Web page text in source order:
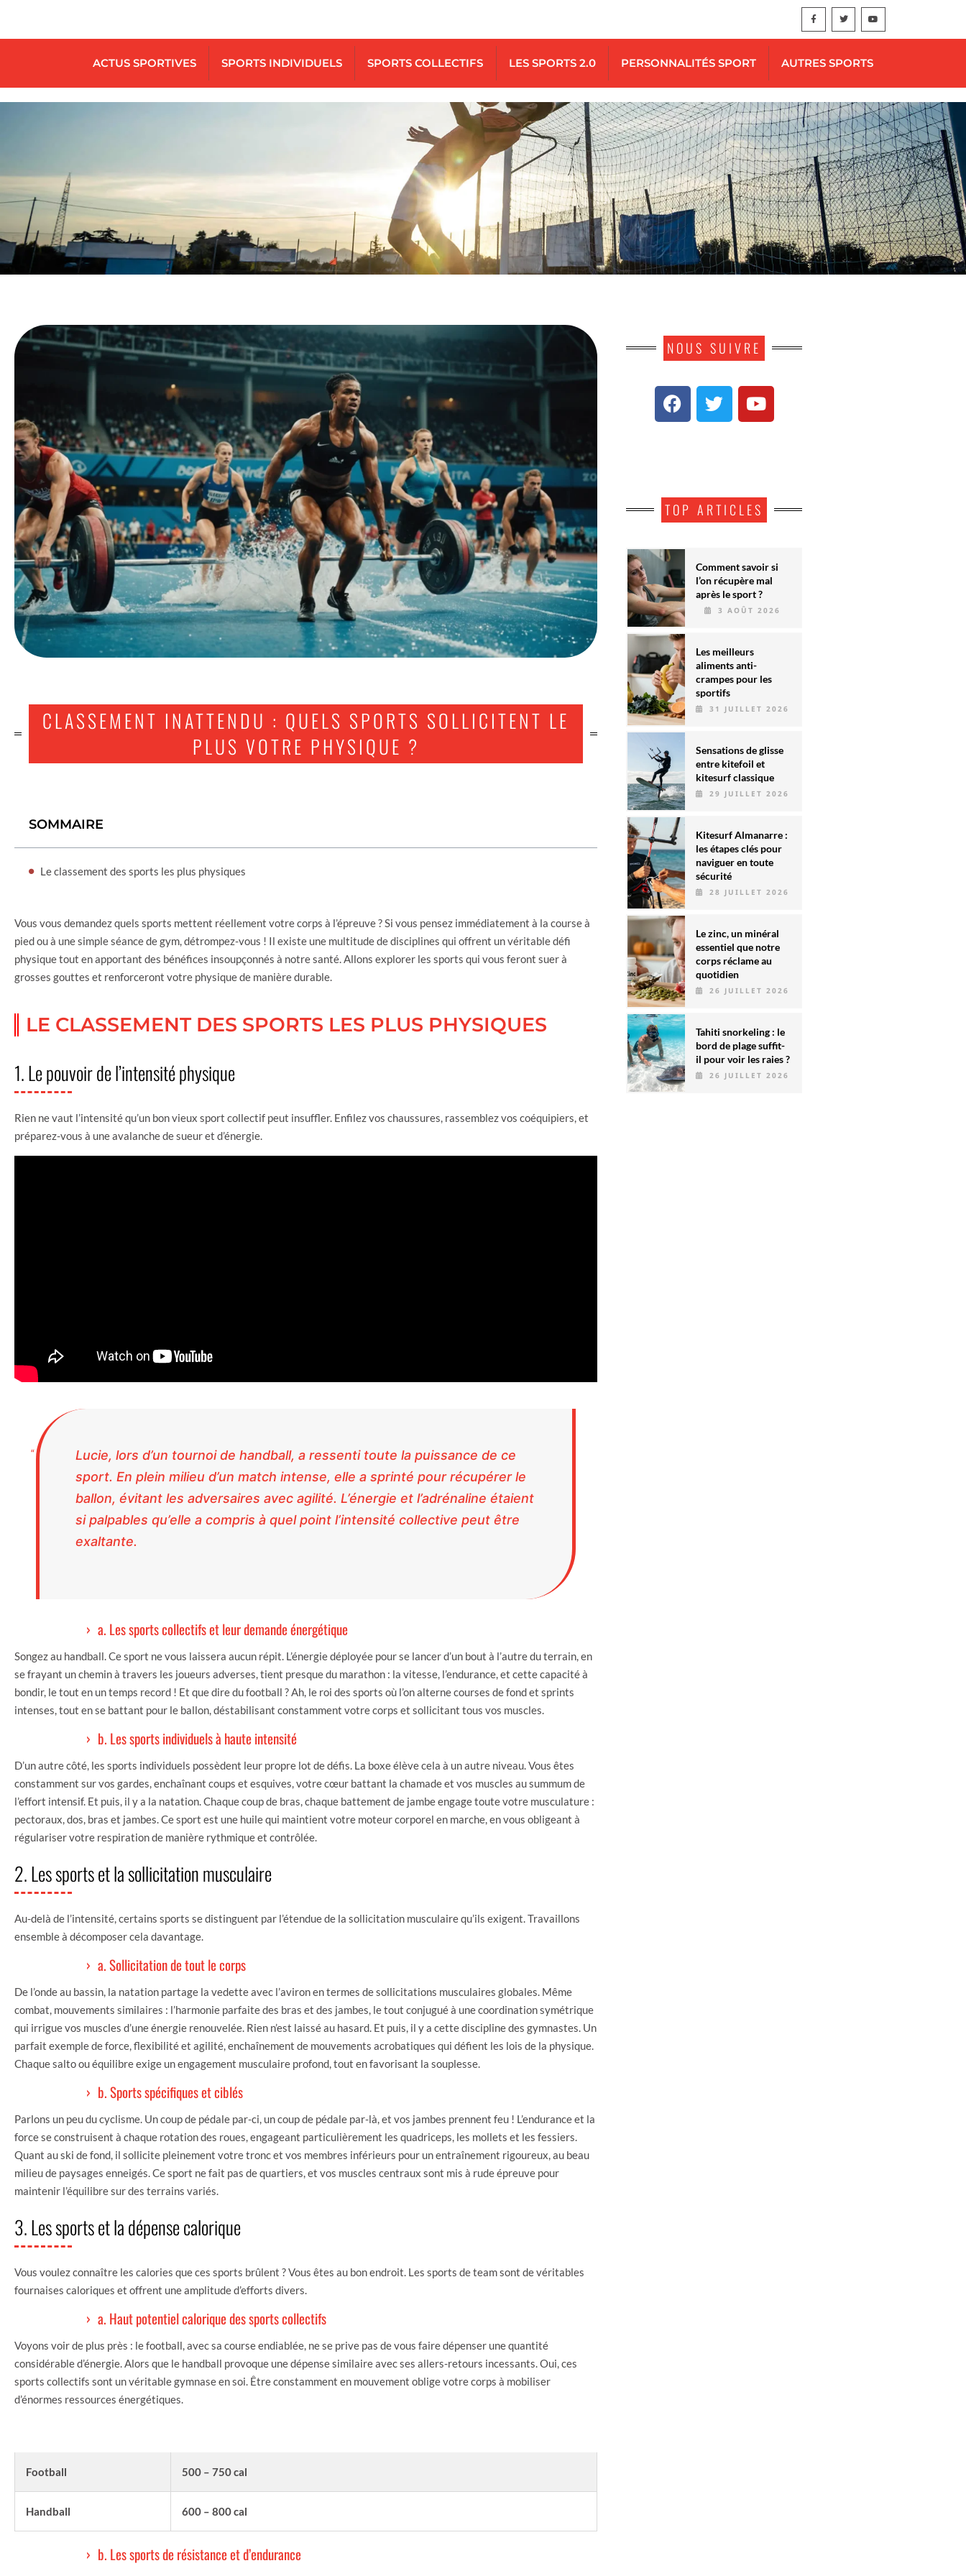
ACTUS SPORTIVES SPORTS INDIVIDUELS SPORTS COLLECTIFS LES SPORTS 2.0 PERSONNALITÉS SPORT AUTRES SPORTS
CLASSEMENT INATTENDU : QUELS SPORTS SOLLICITENT LE
PLUS VOTRE PHYSIQUE ?
SOMMAIRE
Le classement des sports les plus physiques
Vous vous demandez quels sports mettent réellement votre corps à l’épreuve ? Si vous pensez immédiatement à la course à
pied ou à une simple séance de gym, détrompez-vous ! Il existe une multitude de disciplines qui offrent un véritable défi
physique tout en apportant des bénéfices insoupçonnés à notre santé. Allons explorer les sports qui vous feront suer à
grosses gouttes et renforceront votre physique de manière durable.
LE CLASSEMENT DES SPORTS LES PLUS PHYSIQUES
1. Le pouvoir de l’intensité physique
Rien ne vaut l’intensité qu’un bon vieux sport collectif peut insuffler. Enfilez vos chaussures, rassemblez vos coéquipiers, et
préparez-vous à une avalanche de sueur et d’énergie.
Lucie, lors d’un tournoi de handball, a ressenti toute la puissance de ce
sport. En plein milieu d’un match intense, elle a sprinté pour récupérer le
ballon, évitant les adversaires avec agilité. L’énergie et l’adrénaline étaient
si palpables qu’elle a compris à quel point l’intensité collective peut être
exaltante.
a. Les sports collectifs et leur demande énergétique
Songez au handball. Ce sport ne vous laissera aucun répit. L’énergie déployée pour se lancer d’un bout à l’autre du terrain, en
se frayant un chemin à travers les joueurs adverses, tient presque du marathon : la vitesse, l’endurance, et cette capacité à
bondir, le tout en un temps record ! Et que dire du football ? Ah, le roi des sports où l’on alterne courses de fond et sprints
intenses, tout en se battant pour le ballon, déstabilisant constamment votre corps et sollicitant tous vos muscles.
b. Les sports individuels à haute intensité
D’un autre côté, les sports individuels possèdent leur propre lot de défis. La boxe élève cela à un autre niveau. Vous êtes
constamment sur vos gardes, enchaînant coups et esquives, votre cœur battant la chamade et vos muscles au summum de
l’effort intensif. Et puis, il y a la natation. Chaque coup de bras, chaque battement de jambe engage toute votre musculature :
pectoraux, dos, bras et jambes. Ce sport est une huile qui maintient votre moteur corporel en marche, en vous obligeant à
régulariser votre respiration de manière rythmique et contrôlée.
2. Les sports et la sollicitation musculaire
Au-delà de l’intensité, certains sports se distinguent par l’étendue de la sollicitation musculaire qu’ils exigent. Travaillons
ensemble à décomposer cela davantage.
a. Sollicitation de tout le corps
De l’onde au bassin, la natation partage la vedette avec l’aviron en termes de sollicitations musculaires globales. Même
combat, mouvements similaires : l’harmonie parfaite des bras et des jambes, le tout conjugué à une coordination symétrique
qui irrigue vos muscles d’une énergie renouvelée. Rien n’est laissé au hasard. Et puis, il y a cette discipline des gymnastes. Un
parfait exemple de force, flexibilité et agilité, enchaînement de mouvements acrobatiques qui défient les lois de la physique.
Chaque salto ou équilibre exige un engagement musculaire profond, tout en favorisant la souplesse.
b. Sports spécifiques et ciblés
Parlons un peu du cyclisme. Un coup de pédale par-ci, un coup de pédale par-là, et vos jambes prennent feu ! L’endurance et la
force se construisent à chaque rotation des roues, engageant particulièrement les quadriceps, les mollets et les fessiers.
Quant au ski de fond, il sollicite pleinement votre tronc et vos membres inférieurs pour un entraînement rigoureux, au beau
milieu de paysages enneigés. Ce sport ne fait pas de quartiers, et vos muscles centraux sont mis à rude épreuve pour
maintenir l’équilibre sur des terrains variés.
3. Les sports et la dépense calorique
Vous voulez connaître les calories que ces sports brûlent ? Vous êtes au bon endroit. Les sports de team sont de véritables
fournaises caloriques et offrent une amplitude d’efforts divers.
a. Haut potentiel calorique des sports collectifs
Voyons voir de plus près : le football, avec sa course endiablée, ne se prive pas de vous faire dépenser une quantité
considérable d’énergie. Alors que le handball provoque une dépense similaire avec ses allers-retours incessants. Oui, ces
sports collectifs sont un véritable gymnase en soi. Être constamment en mouvement oblige votre corps à mobiliser
d’énormes ressources énergétiques.
Football 500 – 750 cal
Handball 600 – 800 cal
b. Les sports de résistance et d’endurance
NOUS SUIVRE
TOP ARTICLES
Comment savoir si
l’on récupère mal
après le sport ?
3 AOÛT 2026
Les meilleurs
aliments anti-
crampes pour les
sportifs
31 JUILLET 2026
Sensations de glisse
entre kitefoil et
kitesurf classique
29 JUILLET 2026
Kitesurf Almanarre :
les étapes clés pour
naviguer en toute
sécurité
28 JUILLET 2026
Le zinc, un minéral
essentiel que notre
corps réclame au
quotidien
26 JUILLET 2026
Tahiti snorkeling : le
bord de plage suffit-
il pour voir les raies ?
26 JUILLET 2026